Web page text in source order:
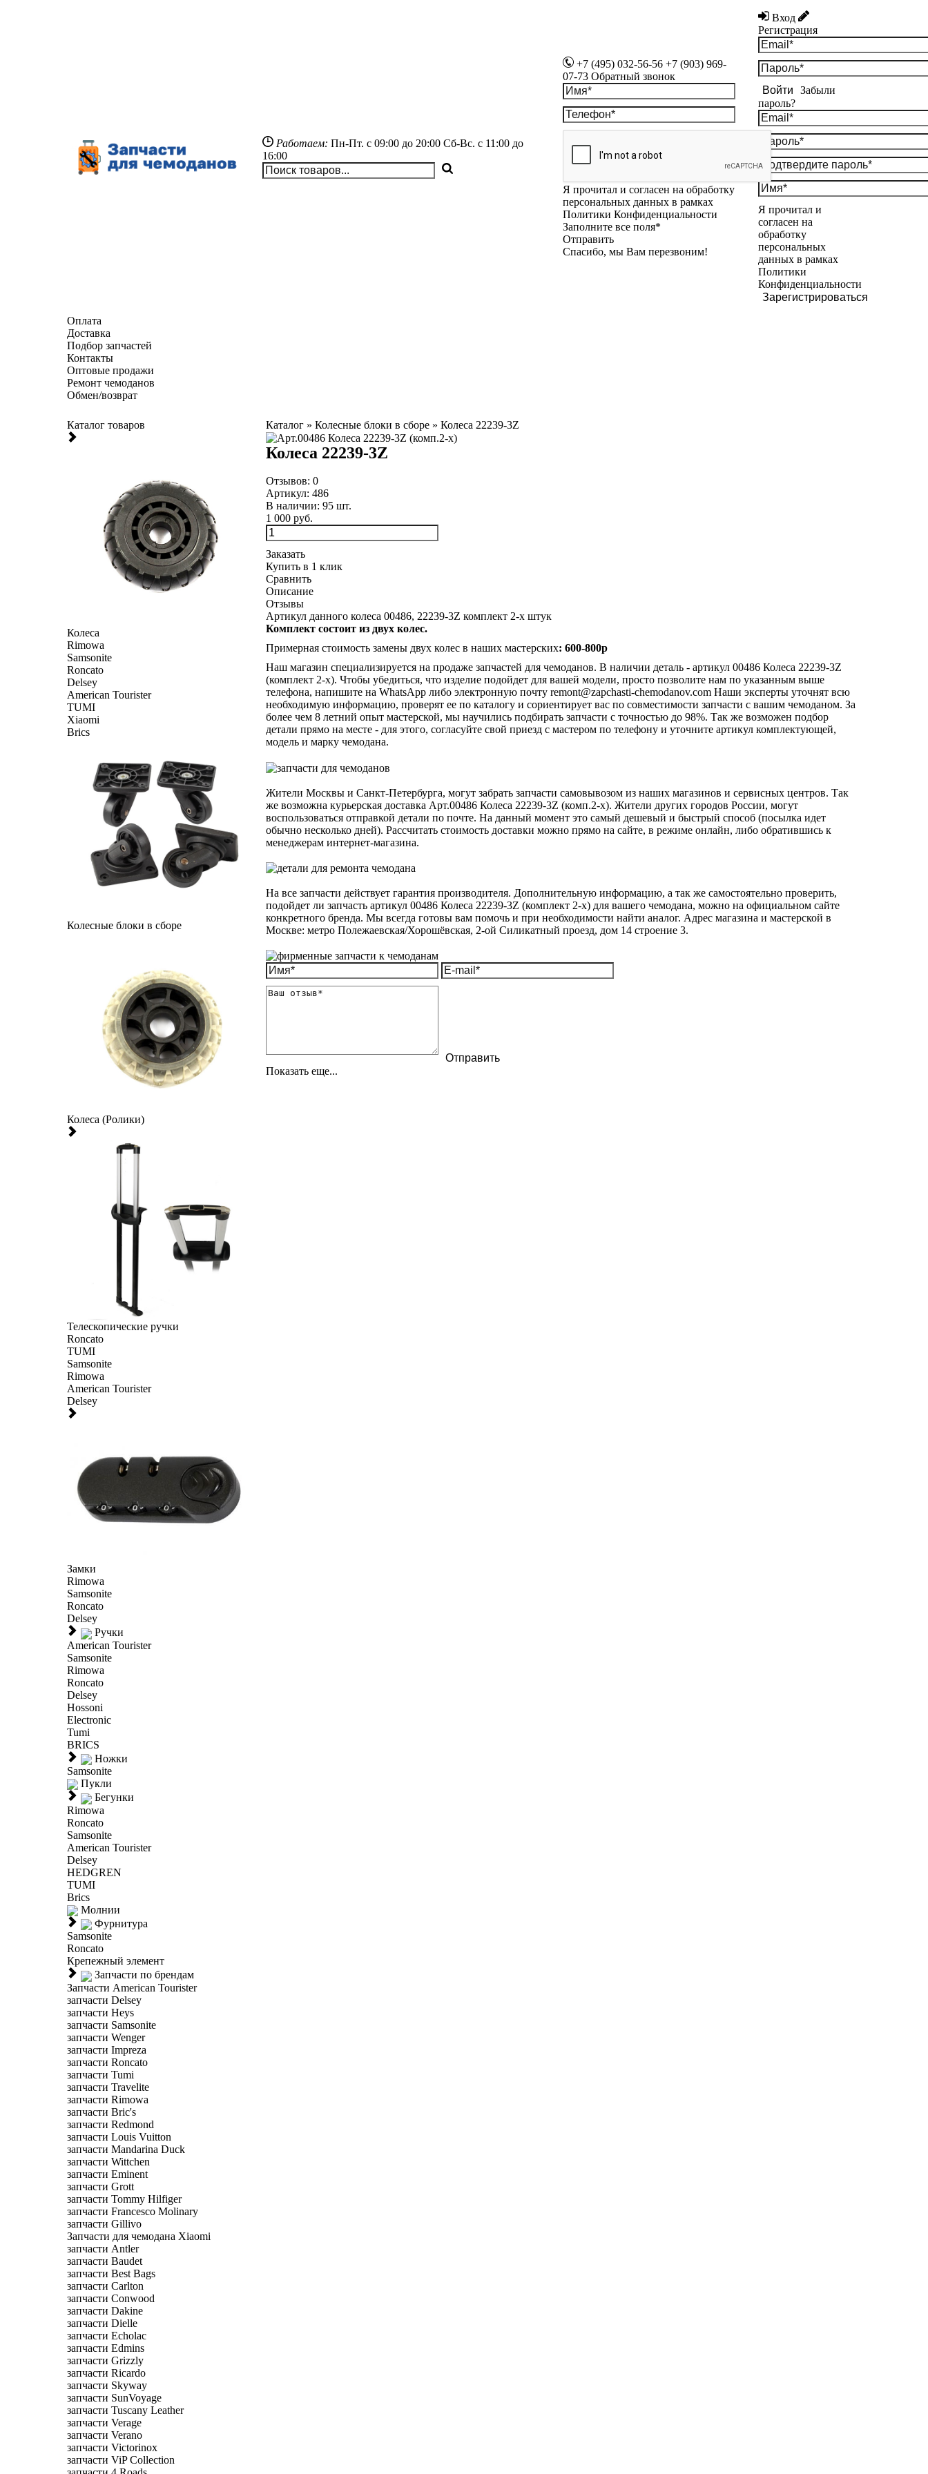
Работаем: Пн-Пт. с 09:00 до 20:00Сб-Вс. с 11:00 до
16:00
+7 (495) 032-56-56 +7 (903) 969-
07-73 Обратный звонок
Я прочитал и согласен на обработку
персональных данных в рамках
Политики Конфиденциальности
Заполните все поля*
Отправить
Спасибо, мы Вам перезвоним!
Вход
Регистрация
Войти
Забыли
пароль?
Я прочитал и
согласен на
обработку
персональных
данных в рамках
Политики
Конфиденциальности
Зарегистрироваться
Оплата
Доставка
Подбор запчастей
Контакты
Оптовые продажи
Ремонт чемоданов
Обмен/возврат
Каталог товаров
Колеса
Rimowa
Samsonite
Roncato
Delsey
American Tourister
TUMI
Xiaomi
Brics
Колесные блоки в сборе
Колеса (Ролики)
Телескопические ручки
Roncato
TUMI
Samsonite
Rimowa
American Tourister
Delsey
Замки
Rimowa
Samsonite
Roncato
Delsey
Ручки
American Tourister
Samsonite
Rimowa
Roncato
Delsey
Hossoni
Electronic
Tumi
BRICS
Ножки
Samsonite
Пукли
Бегунки
Rimowa
Roncato
Samsonite
American Tourister
Delsey
HEDGREN
TUMI
Brics
Молнии
Фурнитура
Samsonite
Roncato
Крепежный элемент
Запчасти по брендам
Запчасти American Tourister
запчасти Delsey
запчасти Heys
запчасти Samsonite
запчасти Wenger
запчасти Impreza
запчасти Roncato
запчасти Tumi
запчасти Travelite
запчасти Rimowa
запчасти Bric's
запчасти Redmond
запчасти Louis Vuitton
запчасти Mandarina Duck
запчасти Wittchen
запчасти Eminent
запчасти Grott
запчасти Tommy Hilfiger
запчасти Francesco Molinary
запчасти Gillivo
Запчасти для чемодана Xiaomi
запчасти Antler
запчасти Baudet
запчасти Best Bags
запчасти Carlton
запчасти Conwood
запчасти Dakine
запчасти Dielle
запчасти Echolac
запчасти Edmins
запчасти Grizzly
запчасти Ricardo
запчасти Skyway
запчасти SunVoyage
запчасти Tuscany Leather
запчасти Verage
запчасти Verano
запчасти Victorinox
запчасти ViP Collection
Каталог» Колесные блоки в сборе» Колеса 22239-3Z
Колеса 22239-3Z
Отзывов: 0
Артикул: 486
В наличии: 95шт.
1 000 руб.
Заказать
Купить в 1 клик
Сравнить
Описание
Отзывы
Артикул данного колеса 00486, 22239-3Z комплект 2-х штук
Комплект состоит из двух колес.
Примерная стоимость замены двух колес в наших мастерских: 600-800р
Наш магазин специализируется на продаже запчастей для чемоданов. В наличии деталь - артикул 00486 Колеса 22239-3Z
(комплект 2-х). Чтобы убедиться, что изделие подойдет для вашей модели, просто позволите нам по указанным выше
телефона, напишите на WhatsApp либо электронную почту remont@zapchasti-chemodanov.comНаши эксперты уточнят всю
необходимую информацию, проверят ее по каталогу и сориентирует вас по совместимости запчасти с вашим чемоданом. За
более чем 8 летний опыт мастерской, мы научились подбирать запчасти с точностью до 98%. Так же возможен подбор
детали прямо на месте - для этого, согласуйте свой приезд с мастером по телефону и уточните артикул комплектующей,
модель и марку чемодана.
Жители Москвы и Санкт-Петербурга, могут забрать запчасти самовывозом из наших магазинов и сервисных центров. Так
же возможна курьерская доставка Арт.00486 Колеса 22239-3Z (комп.2-х). Жители других городов России, могут
воспользоваться отправкой детали по почте. На данный момент это самый дешевый и быстрый способ (посылка идет
обычно несколько дней). Рассчитать стоимость доставки можно прямо на сайте, в режиме онлайн, либо обратившись к
менеджерам интернет-магазина.
На все запчасти действует гарантия производителя. Дополнительную информацию, а так же самостоятельно проверить,
подойдет ли запчасть артикул 00486 Колеса 22239-3Z (комплект 2-х) для вашего чемодана, можно на официальном сайте
конкретного бренда. Мы всегда готовы вам помочь и при необходимости найти аналог. Адрес магазина и мастерской в
Москве: метро Полежаевская/Хорошёвская, 2-ой Силикатный проезд, дом 14 строение 3.
Показать еще...